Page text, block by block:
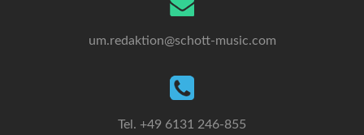
um.redaktion@schott-music.com
Tel. +49 6131 246-855